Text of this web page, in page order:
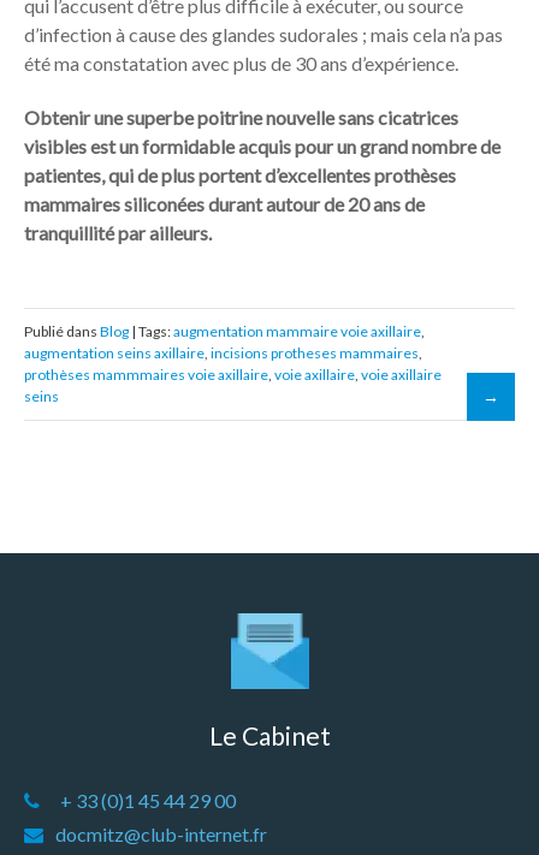
qui l’accusent d’être plus difficile à exécuter, ou source
d’infection à cause des glandes sudorales ; mais cela n’a pas
été ma constatation avec plus de 30 ans d’expérience.
Obtenir une superbe poitrine nouvelle sans cicatrices
visibles est un formidable acquis pour un grand nombre de
patientes, qui de plus portent d’excellentes prothèses
mammaires siliconées durant autour de 20 ans de
tranquillité par ailleurs.
Publié dans Blog | Tags:augmentation mammaire voie axillaire,
augmentation seins axillaire, incisions protheses mammaires,
prothèses mammmaires voie axillaire, voie axillaire, voie axillaire
seins
Le Cabinet
+ 33 (0)1 45 44 29 00
docmitz@club-internet.fr